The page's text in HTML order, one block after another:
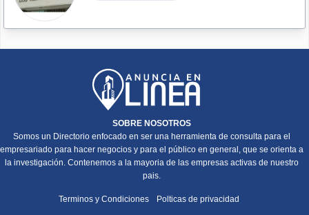
SOBRE NOSOTROS
Somos un Directorio enfocado en ser una herramienta de consulta para el
empresariado para hacer negocios y para el público en general, que se orienta a
la investigación. Contenemos a la mayoria de las empresas activas de nuestro
pais.
Terminos y Condiciones Polticas de privacidad